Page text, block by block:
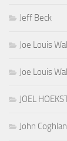
Jeff Beck
Joe Louis
Joe Louis
JOEL
John Coghlan